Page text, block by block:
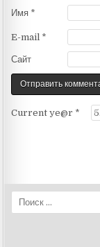
Имя *
E-mail *
Сайт
Current ye@r *
e